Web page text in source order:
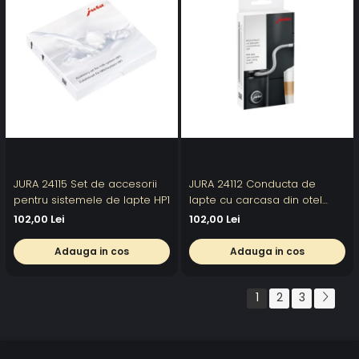
JURA 24115 Set de accesorii
pentru sistemele de lapte HP1
102,00 Lei
Adauga in cos
JURA 24112 Conducta de
lapte cu carcasa din otel
inoxidabil HP1
102,00 Lei
Adauga in cos
1 2 3